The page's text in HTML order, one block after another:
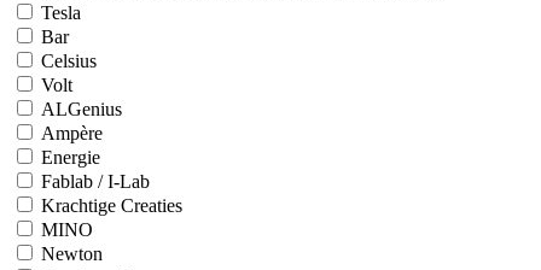
Tesla
Bar
Celsius
Volt
ALGenius
Ampère
Energie
Fablab / I-Lab
Krachtige Creaties
MINO
Newton